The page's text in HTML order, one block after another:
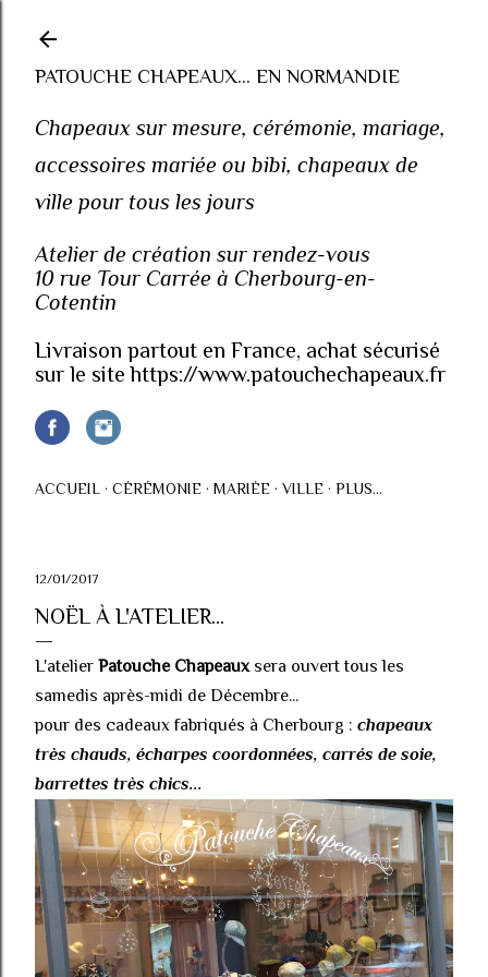
PATOUCHE CHAPEAUX... EN NORMANDIE
Chapeaux sur mesure, cérémonie, mariage,
accessoires mariée ou bibi, chapeaux de
ville pour tous les jours
Atelier de création sur rendez-vous
10 rue Tour Carrée à Cherbourg-en-
Cotentin
Livraison partout en France, achat sécurisé
sur le site https://www.patouchechapeaux.fr
ACCUEIL CÉRÉMONIE MARIÉE VILLE PLUS…
12/01/2017
NOËL À L'ATELIER...
L'atelier Patouche Chapeauxsera ouvert tous les
samedis après-midi de Décembre...
pour des cadeaux fabriqués à Cherbourg : chapeaux
très chauds, écharpes coordonnées, carrés de soie,
barrettes très chics...